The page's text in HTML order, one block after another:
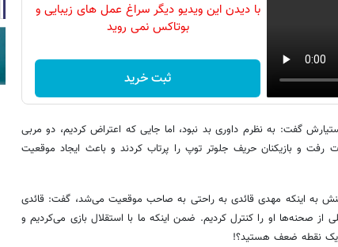
با دیدن این ویدیو دیگر سراغ عمل های زیبایی و
بوتاکس نمی روید
ثبت خرید
گفت: به نظرم داوری بد نبود، اما جایی که اعتراض کردیم، دو مربی
و بازیکنان حریف جلوتر توپ را پرتاب کردند و باعث ایجاد موقعیت
به اینکه مهدی قائدی به راحتی به صاحب موقعیت می‌شد، گفت: قائدی
از صحنه‌ها او را کنترل کردیم. ضمن اینکه ما با استقلال بازی می‌کردیم و
یک نقطه ضعف هستید؟!